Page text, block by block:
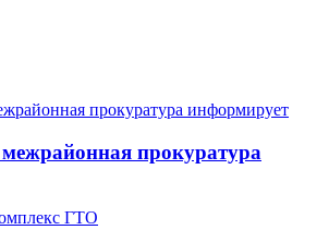
прокуратура